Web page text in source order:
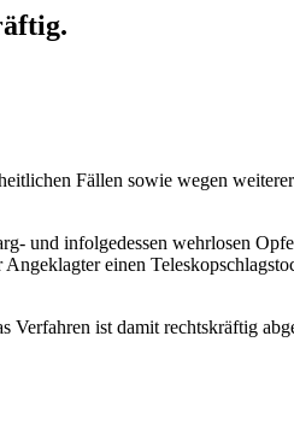
Fällen sowie wegen
und infolgedessen wehrlosen
einen
ist damit rechtskräftig